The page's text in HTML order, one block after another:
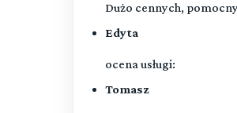
Dużo cennych,
Edyta
ocena usługi:
Tomasz